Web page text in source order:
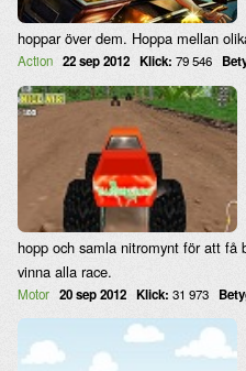
hoppar över dem. Hoppa mellan
Action 22 sep 2012 Klick: 79 546
hopp och samla nitromynt för att få
vinna alla race.
Motor 20 sep 2012 Klick: 31 973